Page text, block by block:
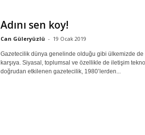
Adını sen koy!
Can Güleryüzlü - 19 Ocak 2019
Gazetecilik dünya genelinde olduğu gibi ülkemizde de
karşıya. Siyasal, toplumsal ve özellikle de iletişim
doğrudan etkilenen gazetecilik, 1980’lerden...